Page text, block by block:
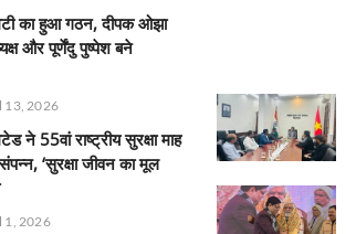
का हुआ गठन, दीपक ओझा
और पूर्णेंदु पुष्पेश बने
13, 2026
ने 55वां राष्ट्रीय सुरक्षा माह
‘सुरक्षा जीवन का मूल
1, 2026